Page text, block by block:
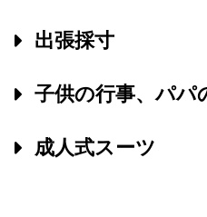
出張採寸
子供の行事、パパ
成人式スーツ